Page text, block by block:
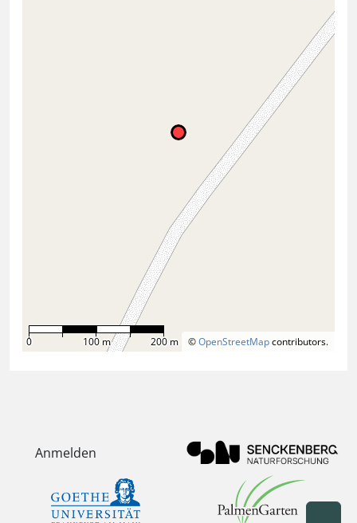
©OpenStreetMapcontributors.
0 100 m 200 m
Anmelden